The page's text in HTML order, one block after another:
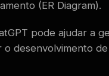
(ER Diagram).
pode ajudar a
desenvolvimento